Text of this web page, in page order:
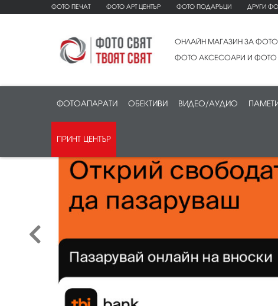
ФОТО ПЕЧАТ ФОТО АРТ ЦЕНТЪР ФОТО ПОДАРЪЦИ ДРУГИ
ОНЛАЙН МАГАЗИН ЗА
ФОТО АКСЕСОАРИ И ФОТО
ФОТОАПАРАТИ ОБЕКТИВИ ВИДЕО/АУДИО
ПРИНТ ЦЕНТЪР